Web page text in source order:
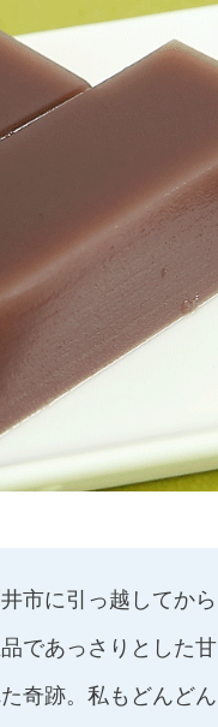
市に引っ越してから
であっさりとした甘
奇跡。私もどんどん